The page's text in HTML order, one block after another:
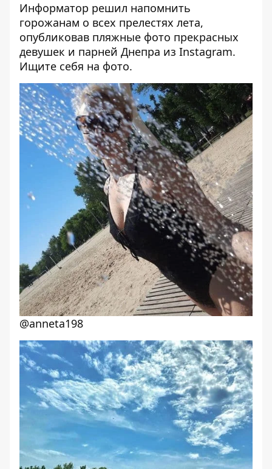
Информатор решил напомнить
горожанам о всех прелестях лета,
опубликовав пляжные фото прекрасных
девушек и парней Днепра из Instagram.
Ищите себя на фото.
@anneta198